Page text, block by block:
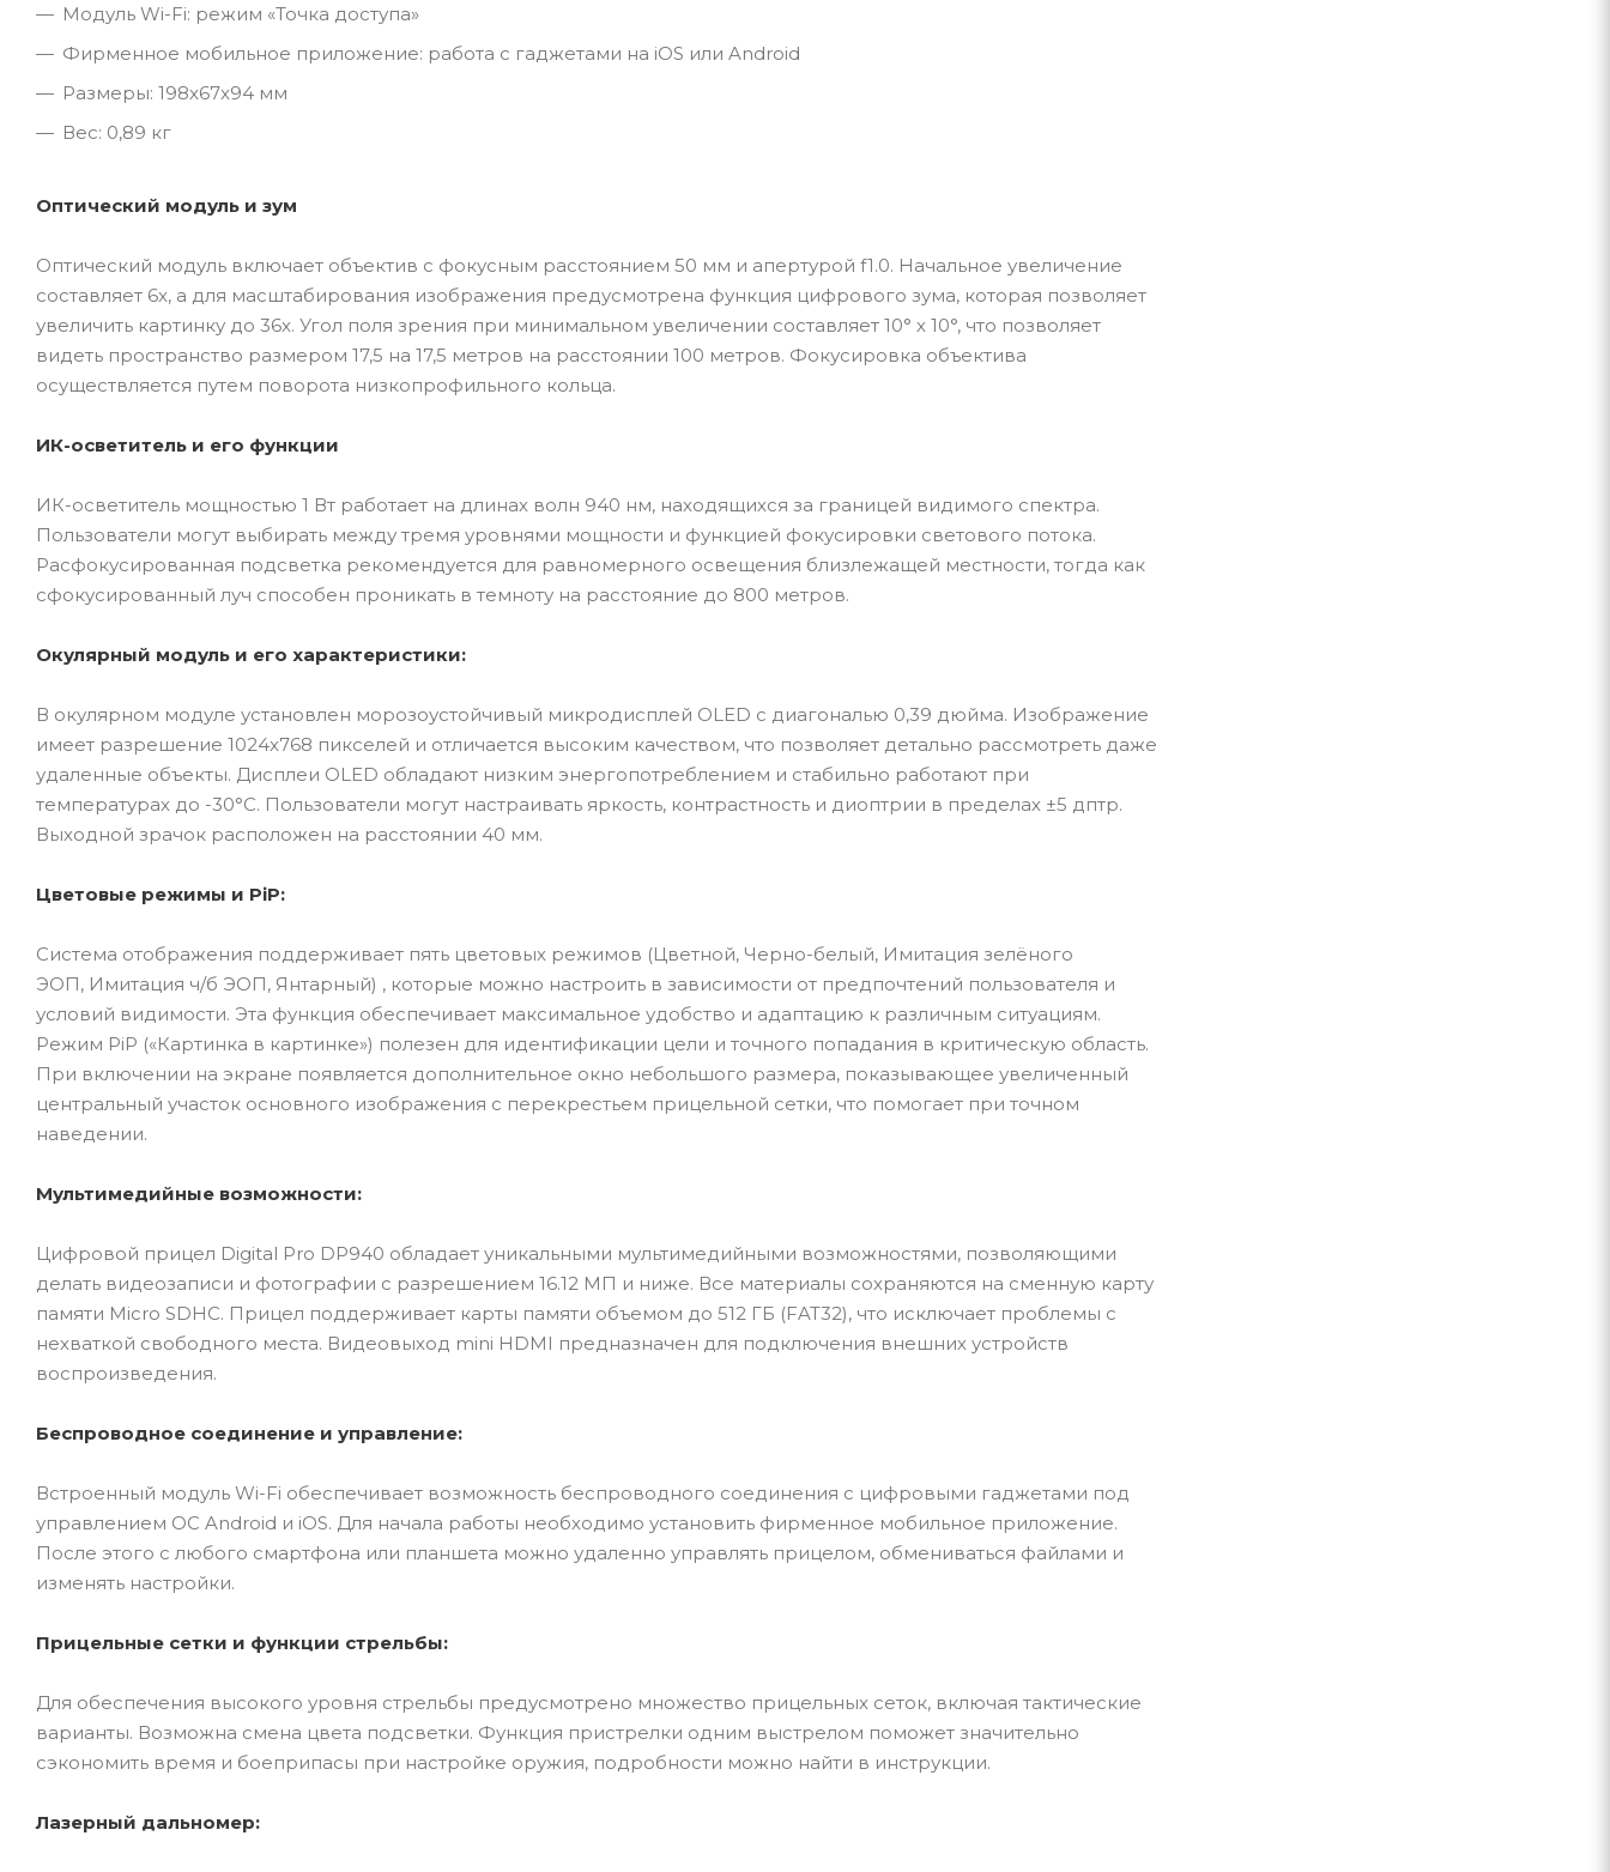
Модуль Wi-Fi: режим «Точка доступа»
Фирменное мобильное приложение: работа с гаджетами на iOS или Android
Размеры: 198x67x94 мм
Вес: 0,89 кг
Оптический модуль и зум
Оптический модуль включает объектив с фокусным расстоянием 50 мм и апертурой f1.0. Начальное увеличение
составляет 6x, а для масштабирования изображения предусмотрена функция цифрового зума, которая позволяет
увеличить картинку до 36x. Угол поля зрения при минимальном увеличении составляет 10° х 10°, что позволяет
видеть пространство размером 17,5 на 17,5 метров на расстоянии 100 метров. Фокусировка объектива
осуществляется путем поворота низкопрофильного кольца.
ИК-осветитель и его функции
ИК-осветитель мощностью 1 Вт работает на длинах волн 940 нм, находящихся за границей видимого спектра.
Пользователи могут выбирать между тремя уровнями мощности и функцией фокусировки светового потока.
Расфокусированная подсветка рекомендуется для равномерного освещения близлежащей местности, тогда как
сфокусированный луч способен проникать в темноту на расстояние до 800 метров.
Окулярный модуль и его характеристики:
В окулярном модуле установлен морозоустойчивый микродисплей OLED с диагональю 0,39 дюйма. Изображение
имеет разрешение 1024x768 пикселей и отличается высоким качеством, что позволяет детально рассмотреть даже
удаленные объекты. Дисплеи OLED обладают низким энергопотреблением и стабильно работают при
температурах до -30°C. Пользователи могут настраивать яркость, контрастность и диоптрии в пределах ±5 дптр.
Выходной зрачок расположен на расстоянии 40 мм.
Цветовые режимы и PiP:
Система отображения поддерживает пять цветовых режимов (Цветной, Черно-белый, Имитация зелёного
ЭОП, Имитация ч/б ЭОП, Янтарный) , которые можно настроить в зависимости от предпочтений пользователя и
условий видимости. Эта функция обеспечивает максимальное удобство и адаптацию к различным ситуациям.
Режим PiP («Картинка в картинке») полезен для идентификации цели и точного попадания в критическую область.
При включении на экране появляется дополнительное окно небольшого размера, показывающее увеличенный
центральный участок основного изображения с перекрестьем прицельной сетки, что помогает при точном
наведении.
Мультимедийные возможности:
Цифровой прицел Digital Pro DP940 обладает уникальными мультимедийными возможностями, позволяющими
делать видеозаписи и фотографии с разрешением 16.12 МП и ниже. Все материалы сохраняются на сменную карту
памяти Micro SDHC. Прицел поддерживает карты памяти объемом до 512 ГБ (FAT32), что исключает проблемы с
нехваткой свободного места. Видеовыход mini HDMI предназначен для подключения внешних устройств
воспроизведения.
Беспроводное соединение и управление:
Встроенный модуль Wi-Fi обеспечивает возможность беспроводного соединения с цифровыми гаджетами под
управлением ОС Android и iOS. Для начала работы необходимо установить фирменное мобильное приложение.
После этого с любого смартфона или планшета можно удаленно управлять прицелом, обмениваться файлами и
изменять настройки.
Прицельные сетки и функции стрельбы:
Для обеспечения высокого уровня стрельбы предусмотрено множество прицельных сеток, включая тактические
варианты. Возможна смена цвета подсветки. Функция пристрелки одним выстрелом поможет значительно
сэкономить время и боеприпасы при настройке оружия, подробности можно найти в инструкции.
Лазерный дальномер: